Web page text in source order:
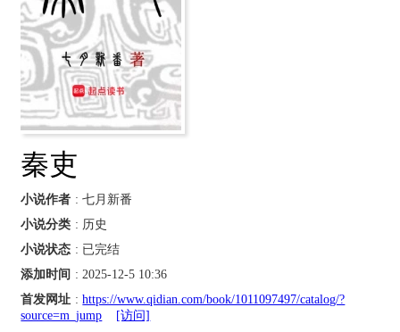
秦吏
小说作者 : 七月新番
小说分类 : 历史
小说状态 : 已完结
添加时间 : 2025-12-5 10:36
首发网址 :https://www.qidian.com/book/1011097497/catalog/?
source=m_jump
[访问]